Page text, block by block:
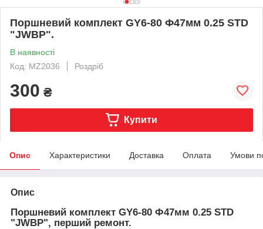
Поршневий комплект GY6-80 Ф47мм 0.25 STD
"JWBP".
В наявності
Код: MZ2036
Роздріб
300 ₴
Купити
Опис Характеристики Доставка Оплата Умови
Опис
Поршневий комплект GY6-80 Ф47мм 0.25 STD
"JWBP", перший ремонт.